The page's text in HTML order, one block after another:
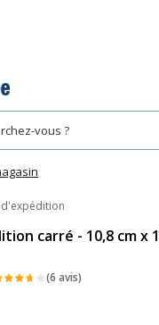
carré - 10,8 cm x
(6 avis)